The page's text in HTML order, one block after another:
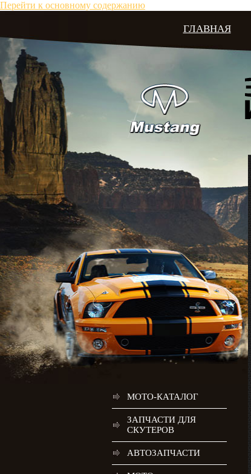
Перейти к основному содержанию
ГЛАВНАЯ
МОТО-КАТАЛОГ
ЗАПЧАСТИ ДЛЯ
СКУТЕРОВ
АВТОЗАПЧАСТИ